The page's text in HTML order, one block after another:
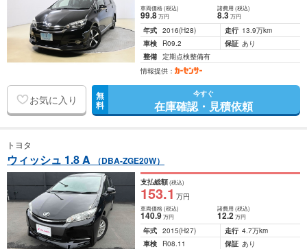
車両価格(税込)
99.8万円
諸費用 (税込)
8.3 万円
年式 2016(H28) 走行 13.9万km
車検
R09.2 保証 あり
整備 定期点検整備有
情報提供：
お気に入り 無
料
今すぐ
在庫確認・見積依頼
トヨタ
ウィッシュ 1.8 A （DBA-ZGE20W）
支払総額(税込)
153.1 万円
車両価格(税込)
140.9万円
諸費用 (税込)
12.2 万円
年式 2015(H27) 走行 4.7万km
車検
R08.11 保証 あり